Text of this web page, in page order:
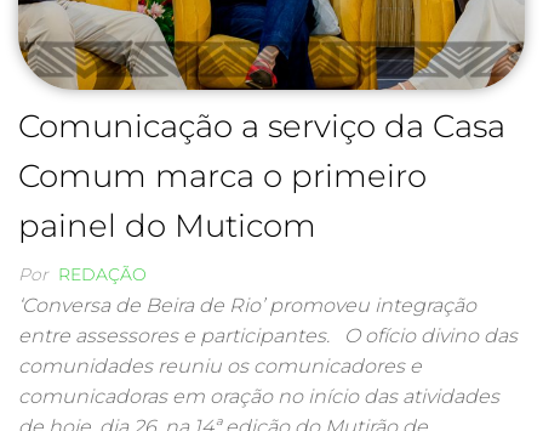
Comunicação a serviço da Casa
Comum marca o primeiro
painel do Muticom
Por REDAÇÃO
‘Conversa de Beira de Rio’ promoveu integração
entre assessores e participantes. O ofício divino das
comunidades reuniu os comunicadores e
comunicadoras em oração no início das atividades